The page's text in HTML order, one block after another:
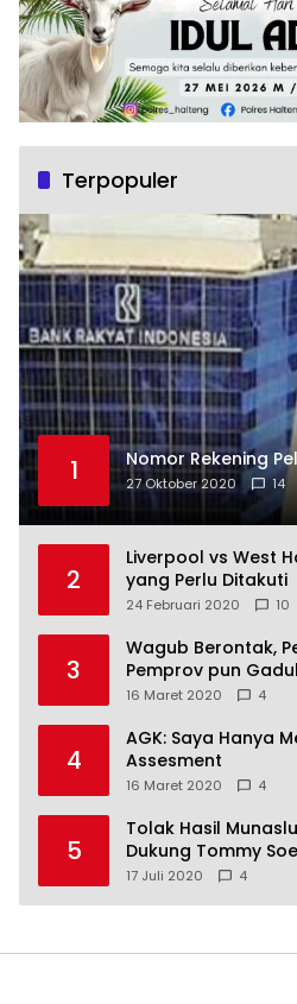
Terpopuler
1 Nomor Rekening
27 Oktober 2020 14
2
Liverpool vs West
yang Perlu Ditakuti
24 Februari 2020 10
3
Wagub Berontak,
Pemprov pun
16 Maret 2020 4
4
AGK: Saya Hanya
Assesment
16 Maret 2020 4
5
Tolak Hasil
Dukung Tommy
17 Juli 2020 4